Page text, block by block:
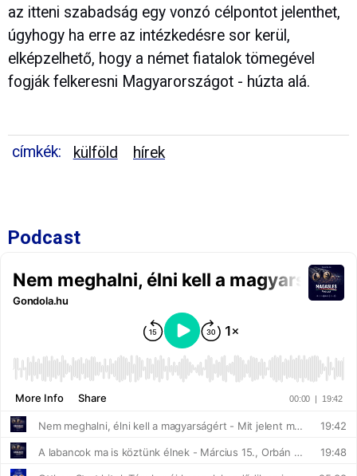
az itteni szabadság egy vonzó célpontot jelenthet,
úgyhogy ha erre az intézkedésre sor kerül,
elképzelhető, hogy a német fiatalok tömegével
fogják felkeresni Magyarországot - húzta alá.
címkék: külföld hírek
Podcast